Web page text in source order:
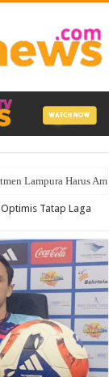
Lampura Harus
Tatap Laga